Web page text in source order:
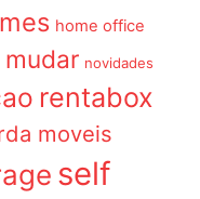
home office
mudar novidades
rentabox
moveis
self